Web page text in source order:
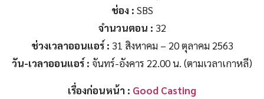
ช่อง : SBS
จำนวนตอน : 32
ช่วงเวลาออนแอร์ : 31 สิงหาคม – 20 ตุลาคม 2563
วัน-เวลาออนแอร์ : จันทร์-อังคาร 22.00 น. (ตามเวลาเกาหลี)
เรื่องก่อนหน้า : Good Casting